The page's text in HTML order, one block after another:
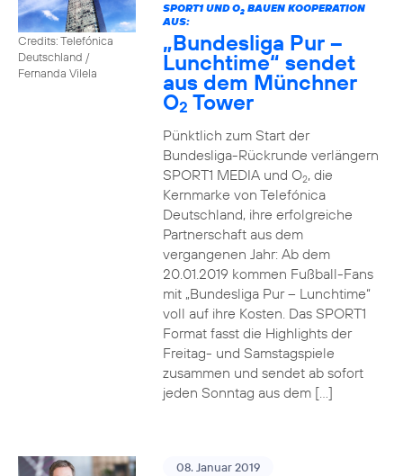
Credits: Telefónica
Deutschland /
Fernanda Vilela
SPORT1 UND O2BAUEN KOOPERATION
AUS:
„Bundesliga Pur –
Lunchtime“ sendet
aus dem Münchner
O2 Tower
Pünktlich zum Start der
Bundesliga-Rückrunde verlängern
SPORT1 MEDIA und O2, die
Kernmarke von Telefónica
Deutschland, ihre erfolgreiche
Partnerschaft aus dem
vergangenen Jahr: Ab dem
20.01.2019 kommen Fußball-Fans
mit „Bundesliga Pur – Lunchtime“
voll auf ihre Kosten. Das SPORT1
Format fasst die Highlights der
Freitag- und Samstagspiele
zusammen und sendet ab sofort
jeden Sonntag aus dem […]
08. Januar 2019